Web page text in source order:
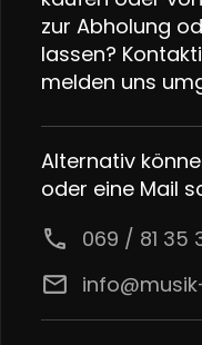
zur Abholung
lassen?
melden uns
Alternativ
oder eine Mail
call
069 / 81 35
email